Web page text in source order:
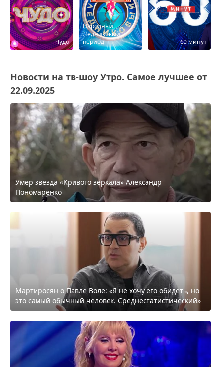
Чудо
Народный
Ледниковый
период
60 минут
Новости на тв-шоу Утро. Самое лучшее от
22.09.2025
Умер звезда «Кривого зеркала» Александр
Пономаренко
Мартиросян о Павле Воле: «Я не хочу его обидеть, но
это самый обычный человек. Среднестатистический»